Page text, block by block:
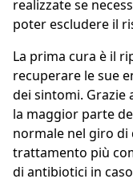
realizzate se
poter escludere il
La prima cura è il
recuperare le sue
dei sintomi. Grazie
la maggior parte
normale nel giro di
trattamento più
di antibiotici in